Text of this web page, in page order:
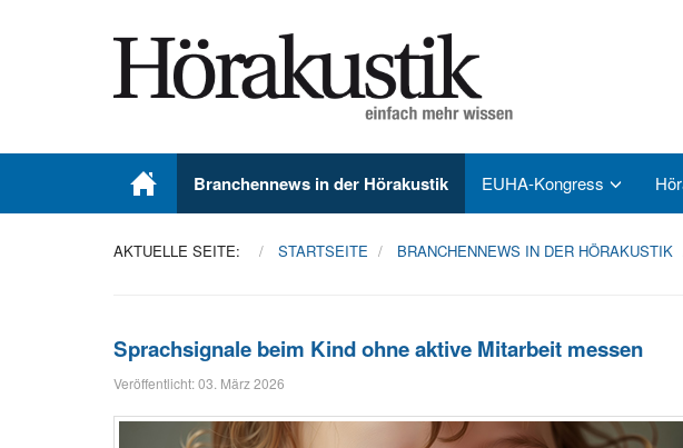
Branchennews in der Hörakustik EUHA-Kongress
AKTUELLE SEITE: STARTSEITE BRANCHENNEWS IN DER HÖRAKUSTIK
Sprachsignale beim Kind ohne aktive Mitarbeit messen
Veröffentlicht: 03. März 2026